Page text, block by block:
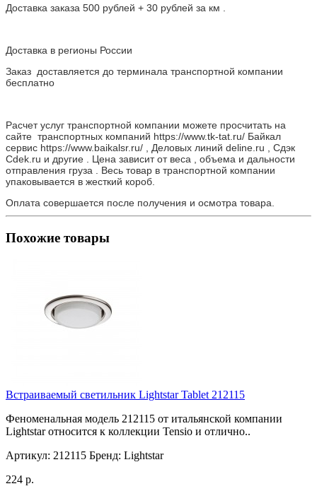
Доставка заказа 500 рублей + 30 рублей за км .
Доставка в регионы России
Заказ доставляется до терминала транспортной компании
бесплатно
Расчет услуг транспортной компании можете просчитать на
сайте транспортных компаний https://www.tk-tat.ru/ Байкал
сервис https://www.baikalsr.ru/ , Деловых линий deline.ru , Сдэк
Cdek.ru и другие . Цена зависит от веса , объема и дальности
отправления груза . Весь товар в транспортной компании
упаковывается в жесткий короб.
Оплата совершается после получения и осмотра товара.
Похожие товары
Встраиваемый светильник Lightstar Tablet 212115
Феноменальная модель 212115 от итальянской компании
Lightstar относится к коллекции Tensio и отлично..
Артикул: 212115 Бренд: Lightstar
224 р.